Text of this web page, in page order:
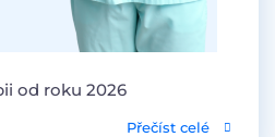
od roku 2026
Přečíst celé